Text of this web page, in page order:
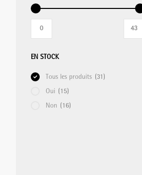
EN STOCK
Tous les produits (31)
Oui (15)
Non (16)